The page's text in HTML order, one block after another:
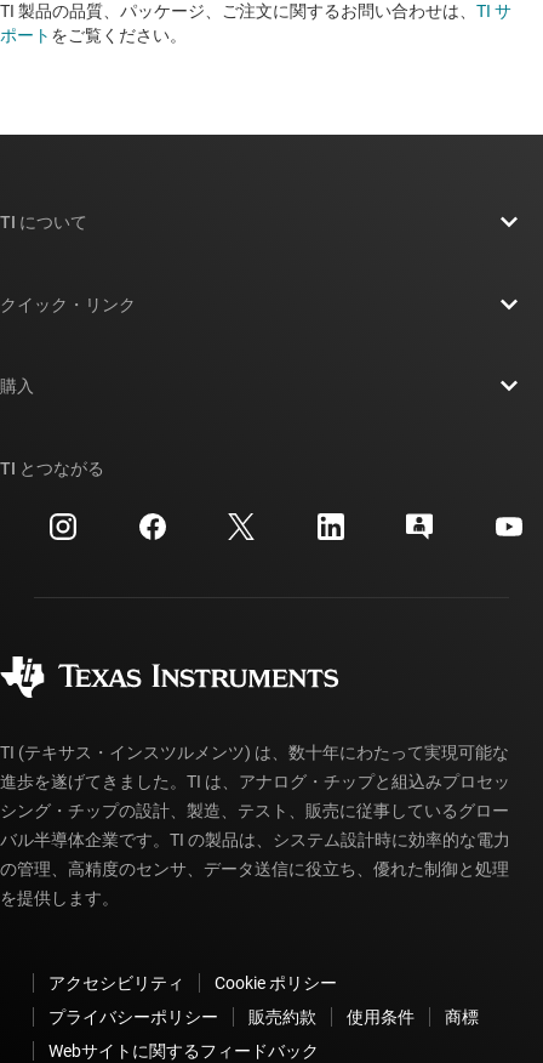
TI 製品の品質、パッケージ、ご注文に関するお問い合わせは、 TI サ
ポート をご覧ください。​​​​​​​​​​​​​​
TI について
投資家向け情報
製造
クイック・リンク
クロスリファレンス検索
カスタマー・サポート・センター
myTI アカウントの FAQ
購入
ご注文に関する FAQ
TI とつながる
TI (テキサス・インスツルメンツ) は、数十年にわたって実現可能な
進歩を遂げてきました。TI は、アナログ・チップと組込みプロセッ
シング・チップの設計、製造、テスト、販売に従事しているグロー
バル半導体企業です。TI の製品は、システム設計時に効率的な電力
の管理、高精度のセンサ、データ送信に役立ち、優れた制御と処理
を提供します。
アクセシビリティ
Cookie ポリシー
プライバシーポリシー
販売約款 使用条件
商標
Webサイトに関するフィードバック